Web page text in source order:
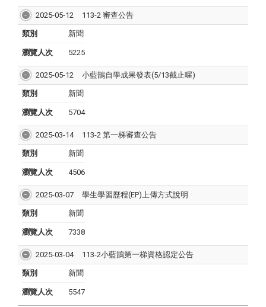
2025-05-12 113-2 審查公告
類別 新聞
瀏覽人次 5225
2025-05-12 小藍鵲自學成果發表(5/13截止喔)
類別 新聞
瀏覽人次 5704
2025-03-14 113-2 第一梯審查公告
類別 新聞
瀏覽人次 4506
2025-03-07 學⽣學習歷程(EP)上傳⽅式說明
類別 新聞
瀏覽人次 7338
2025-03-04 113-2小藍鵲第一梯資格認定公告
類別 新聞
瀏覽人次 5547